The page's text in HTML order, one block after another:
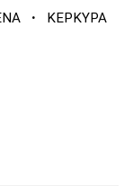
· ΚΕΡΚΥΡΑ